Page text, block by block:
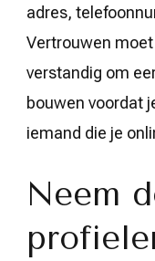
adres,
Vertrouwen
verstandig om
bouwen voordat
iemand die je
Neem